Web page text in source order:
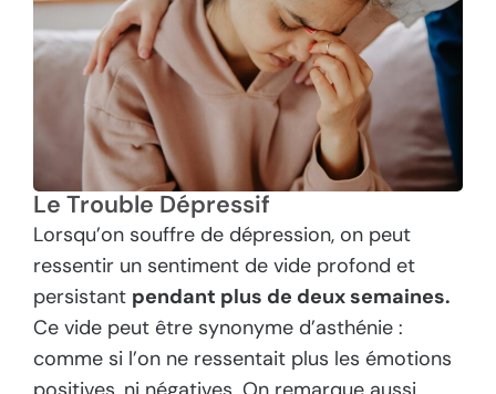
Le Trouble Dépressif
Lorsqu’on souffre de dépression, on peut
ressentir un sentiment de vide profond et
persistant pendant plus de deux semaines.
Ce vide peut être synonyme d’asthénie :
comme si l’on ne ressentait plus les émotions